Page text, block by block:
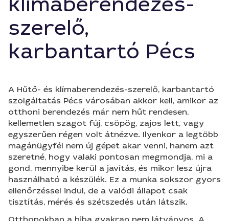
szerelő,
karbantartó Pécs
A Hűtő- és klímaberendezés-szerelő, karbantartó
szolgáltatás Pécs városában akkor kell, amikor az
otthoni berendezés már nem hűt rendesen,
kellemetlen szagot fúj, csöpög, zajos lett, vagy
egyszerűen régen volt átnézve. Ilyenkor a legtöbb
magánügyfél nem új gépet akar venni, hanem azt
szeretné, hogy valaki pontosan megmondja, mi a
gond, mennyibe kerül a javítás, és mikor lesz újra
használható a készülék. Ez a munka sokszor gyors
ellenőrzéssel indul, de a valódi állapot csak
tisztítás, mérés és szétszedés után látszik.